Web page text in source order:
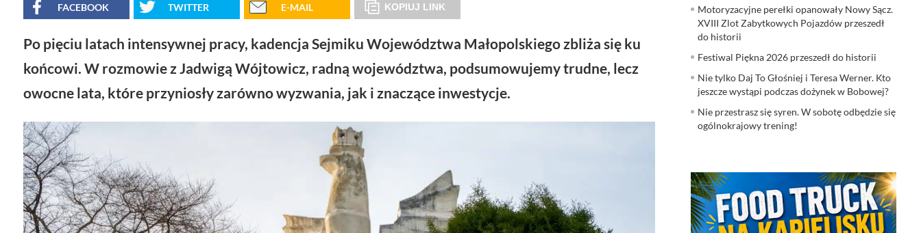
FACEBOOK TWITTER E-MAIL KOPIUJ LINK
Po pięciu latach intensywnej pracy, kadencja Sejmiku Województwa Małopolskiego zbliża się ku
końcowi. W rozmowie z Jadwigą Wójtowicz, radną województwa, podsumowujemy trudne, lecz
owocne lata, które przyniosły zarówno wyzwania, jak i znaczące inwestycje.
Motoryzacyjne perełki opanowały Nowy Sącz.
XVIII Zlot Zabytkowych Pojazdów przeszedł
do historii
Festiwal Piękna 2026 przeszedł do historii
Nie tylko Daj To Głośniej i Teresa Werner. Kto
jeszcze wystąpi podczas dożynek w Bobowej?
Nie przestrasz się syren. W sobotę odbędzie się
ogólnokrajowy trening!